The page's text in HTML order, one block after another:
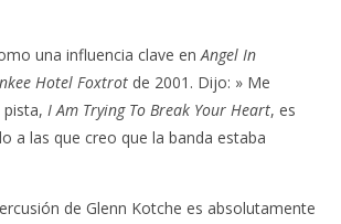
una influencia clave en Angel In
Hotel Foxtrot de 2001. Dijo: » Me
I Am Trying To Break Your Heart, es
a las que creo que la banda estaba
de Glenn Kotche es absolutamente